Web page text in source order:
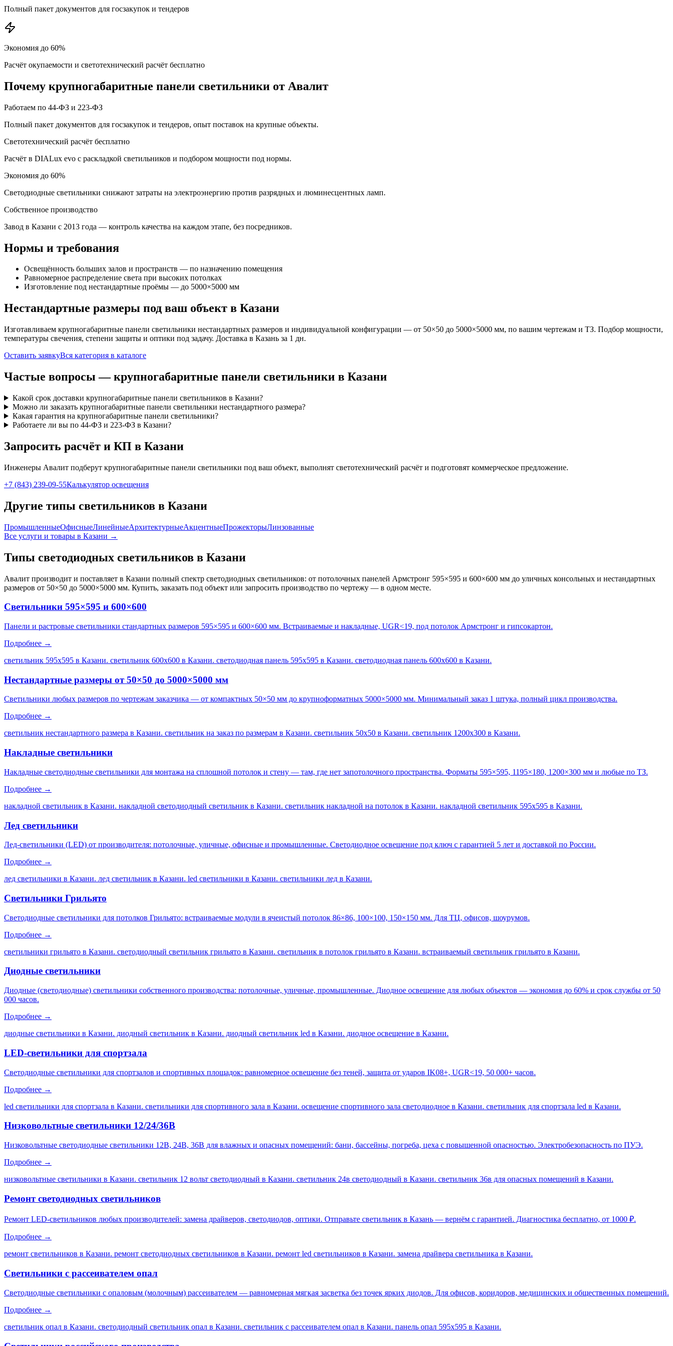
Полный пакет документов для госзакупок и тендеров
Экономия до 60%
Расчёт окупаемости и светотехнический расчёт бесплатно
Почему крупногабаритные панели светильники от Авалит
Работаем по 44-ФЗ и 223-ФЗ
Полный пакет документов для госзакупок и тендеров, опыт поставок на крупные объекты.
Светотехнический расчёт бесплатно
Расчёт в DIALux evo с раскладкой светильников и подбором мощности под нормы.
Экономия до 60%
Светодиодные светильники снижают затраты на электроэнергию против разрядных и люминесцентных ламп.
Собственное производство
Завод в Казани с 2013 года — контроль качества на каждом этапе, без посредников.
Нормы и требования
Освещённость больших залов и пространств — по назначению помещения
Равномерное распределение света при высоких потолках
Изготовление под нестандартные проёмы — до 5000×5000 мм
Нестандартные размеры под ваш объект в Казани
Изготавливаем крупногабаритные панели светильники нестандартных размеров и индивидуальной конфигурации — от 50×50 до 5000×5000 мм, по вашим чертежам и ТЗ. Подбор мощности,
температуры свечения, степени защиты и оптики под задачу. Доставка в Казань за 1 дн.
Оставить заявкуВся категория в каталоге
Частые вопросы —крупногабаритные панели светильники в Казани
Какой срок доставки крупногабаритные панели светильников в Казани?
Можно ли заказать крупногабаритные панели светильники нестандартного размера?
Какая гарантия на крупногабаритные панели светильники?
Работаете ли вы по 44-ФЗ и 223-ФЗ в Казани?
Запросить расчёт и КП в Казани
Инженеры Авалит подберут крупногабаритные панели светильники под ваш объект, выполнят светотехнический расчёт и подготовят коммерческое предложение.
+7 (843) 239-09-55Калькулятор освещения
Другие типы светильников в Казани
ПромышленныеОфисныеЛинейныеАрхитектурныеАкцентныеПрожекторыЛинзованные
Все услуги и товары в Казани →
Типы светодиодных светильников в Казани
Авалит производит и поставляет в Казани полный спектр светодиодных светильников: от потолочных панелей Армстронг 595×595 и 600×600 мм до уличных консольных и нестандартных
размеров от 50×50 до 5000×5000 мм. Купить, заказать под объект или запросить производство по чертежу — в одном месте.
Светильники 595×595 и 600×600
Панели и растровые светильники стандартных размеров 595×595 и 600×600 мм. Встраиваемые и накладные, UGR<19, под потолок Армстронг и гипсокартон.
Подробнее →
светильник 595х595 в Казани. светильник 600х600 в Казани. светодиодная панель 595х595 в Казани. светодиодная панель 600х600 в Казани.
Нестандартные размеры от 50×50 до 5000×5000 мм
Светильники любых размеров по чертежам заказчика — от компактных 50×50 мм до крупноформатных 5000×5000 мм. Минимальный заказ 1 штука, полный цикл производства.
Подробнее →
светильник нестандартного размера в Казани. светильник на заказ по размерам в Казани. светильник 50х50 в Казани. светильник 1200х300 в Казани.
Накладные светильники
Накладные светодиодные светильники для монтажа на сплошной потолок и стену — там, где нет запотолочного пространства. Форматы 595×595, 1195×180, 1200×300 мм и любые по ТЗ.
Подробнее →
накладной светильник в Казани. накладной светодиодный светильник в Казани. светильник накладной на потолок в Казани. накладной светильник 595х595 в Казани.
Лед светильники
Лед-светильники (LED) от производителя: потолочные, уличные, офисные и промышленные. Светодиодное освещение под ключ с гарантией 5 лет и доставкой по России.
Подробнее →
лед светильники в Казани. лед светильник в Казани. led светильники в Казани. светильники лед в Казани.
Светильники Грильято
Светодиодные светильники для потолков Грильято: встраиваемые модули в ячеистый потолок 86×86, 100×100, 150×150 мм. Для ТЦ, офисов, шоурумов.
Подробнее →
светильники грильято в Казани. светодиодный светильник грильято в Казани. светильник в потолок грильято в Казани. встраиваемый светильник грильято в Казани.
Диодные светильники
Диодные (светодиодные) светильники собственного производства: потолочные, уличные, промышленные. Диодное освещение для любых объектов — экономия до 60% и срок службы от 50
000 часов.
Подробнее →
диодные светильники в Казани. диодный светильник в Казани. диодный светильник led в Казани. диодное освещение в Казани.
LED-светильники для спортзала
Светодиодные светильники для спортзалов и спортивных площадок: равномерное освещение без теней, защита от ударов IK08+, UGR<19, 50 000+ часов.
Подробнее →
led светильники для спортзала в Казани. светильники для спортивного зала в Казани. освещение спортивного зала светодиодное в Казани. светильник для спортзала led в Казани.
Низковольтные светильники 12/24/36В
Низковольтные светодиодные светильники 12В, 24В, 36В для влажных и опасных помещений: бани, бассейны, погреба, цеха с повышенной опасностью. Электробезопасность по ПУЭ.
Подробнее →
низковольтные светильники в Казани. светильник 12 вольт светодиодный в Казани. светильник 24в светодиодный в Казани. светильник 36в для опасных помещений в Казани.
Ремонт светодиодных светильников
Ремонт LED-светильников любых производителей: замена драйверов, светодиодов, оптики. Отправьте светильник в Казань — вернём с гарантией. Диагностика бесплатно, от 1000 ₽.
Подробнее →
ремонт светильников в Казани. ремонт светодиодных светильников в Казани. ремонт led светильников в Казани. замена драйвера светильника в Казани.
Светильники с рассеивателем опал
Светодиодные светильники с опаловым (молочным) рассеивателем — равномерная мягкая засветка без точек ярких диодов. Для офисов, коридоров, медицинских и общественных помещений.
Подробнее →
светильник опал в Казани. светодиодный светильник опал в Казани. светильник с рассеивателем опал в Казани. панель опал 595х595 в Казани.